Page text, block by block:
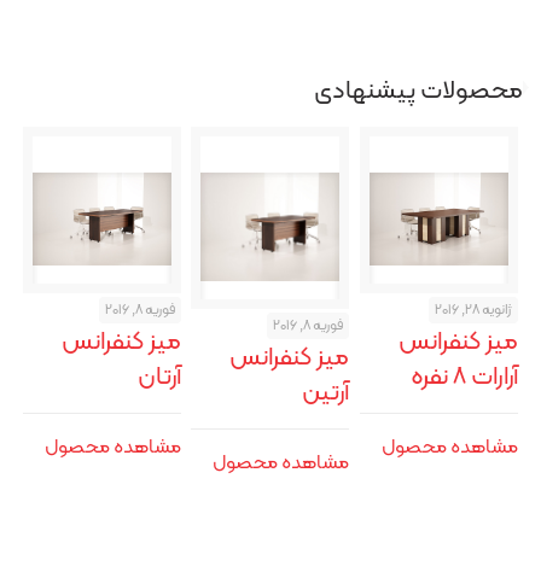
محصولات پیشنهادی
فوریه 8, 2016
میز کنفرانس
آرتان
مشاهده محصول
فوریه 8, 2016
میز کنفرانس
آرتین
مشاهده محصول
ژانویه 28, 2016
میز کنفرانس
آرارات ۸ نفره
مشاهده محصول